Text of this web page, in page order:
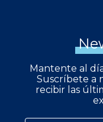
Mantente al
Suscríbete a
recibir las